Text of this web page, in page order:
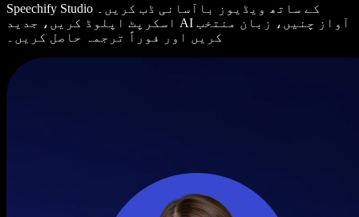
Speechify Studio کے ساتھ ویڈیوز باآسانی ڈب کریں۔
اسکرپٹ اپلوڈ کریں، جدید AI آواز چنیں، زبان منتخب
کریں اور فوراً ترجمہ حاصل کریں۔